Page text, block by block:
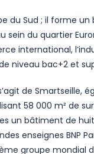
du Sud ; il forme un
sein du quartier
international,
niveau bac+2 et
de Smartseille,
58 000 m² de
un bâtiment de
enseignes BNP
groupe mondial